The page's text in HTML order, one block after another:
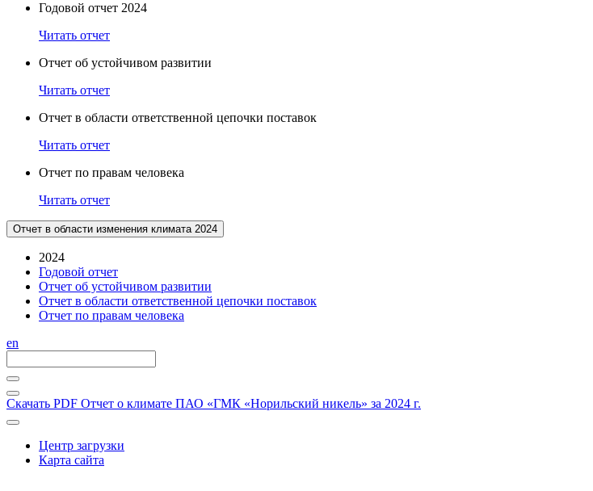
Годовой отчет 2024
Читать отчет
Отчет об устойчивом развитии
Читать отчет
Отчет в области ответственной цепочки поставок
Читать отчет
Отчет по правам человека
Читать отчет
Отчет в области изменения климата 2024
2024
Годовой отчет
Отчет об устойчивом развитии
Отчет в области ответственной цепочки поставок
Отчет по правам человека
en
Скачать PDF Отчет о климате ПАО «ГМК «Норильский никель» за 2024 г.
Центр загрузки
Карта сайта